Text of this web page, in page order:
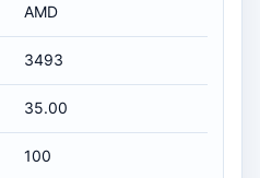
AMD
3493
35.00
100